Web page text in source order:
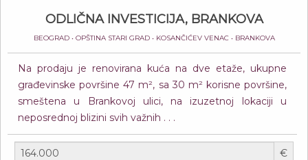
ODLIČNA INVESTICIJA, BRANKOVA
BEOGRAD • OPŠTINA STARI GRAD • KOSANČIĆEV VENAC • BRANKOVA
Na prodaju je renovirana kuća na dve etaže, ukupne
građevinske površine 47 m², sa 30 m² korisne površine,
smeštena u Brankovoj ulici, na izuzetnoj lokaciji u
neposrednoj blizini svih važnih . . .
€